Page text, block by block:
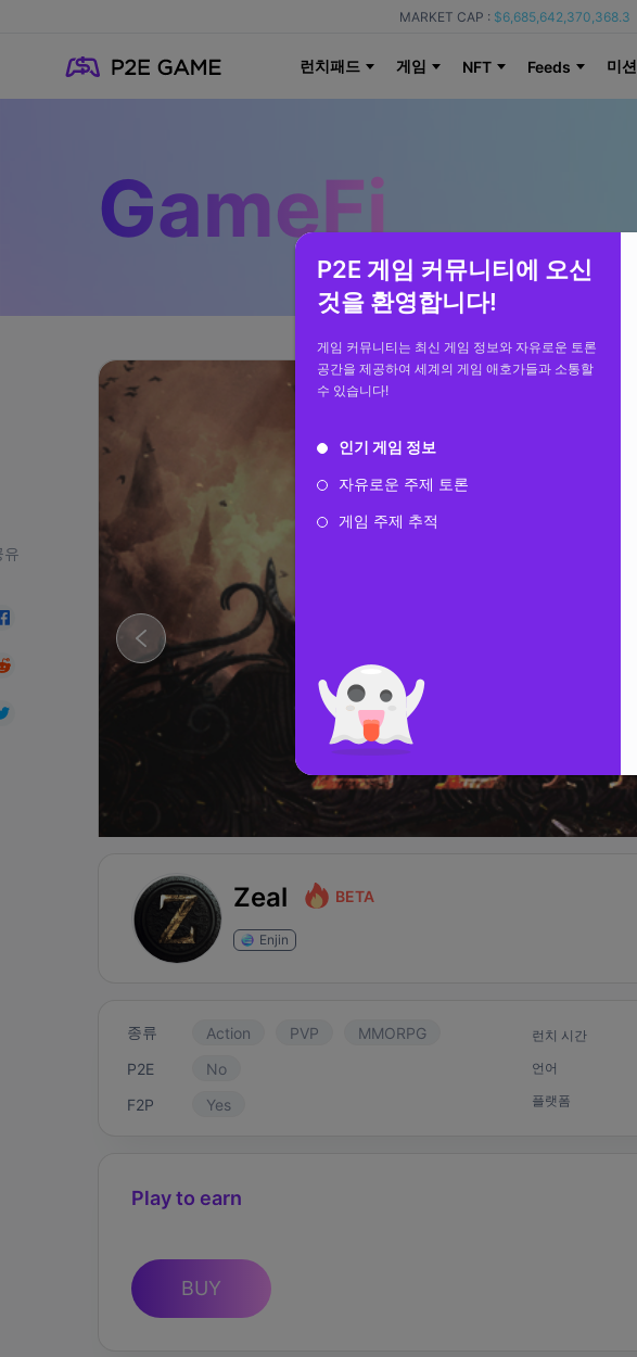
MARKET CAP : $6,685,642,370,368.3
런치패드 게임 NFT Feeds 미션
P2E 게임 커뮤니티에 오신
것을 환영합니다!
게임 커뮤니티는 최신 게임 정보와 자유로운 토론
공간을 제공하여 세계의 게임 애호가들과 소통할
수 있습니다!
인기 게임 정보
자유로운 주제 토론
게임 주제 추적
GameFi
유
Zeal BETA
Enjin
종류 Action PVP
MMORPG
P2E
No
F2P
Yes
런치 시간
언어
플랫폼
Play to earn
BUY